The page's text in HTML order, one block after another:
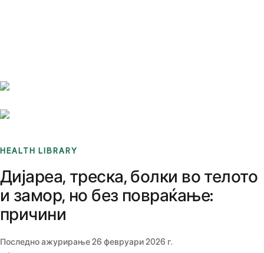
HEALTH LIBRARY
Дијареа, треска, болки во телото
и замор, но без повраќање:
причини
Последно ажурирање26 февруари 2026 г.